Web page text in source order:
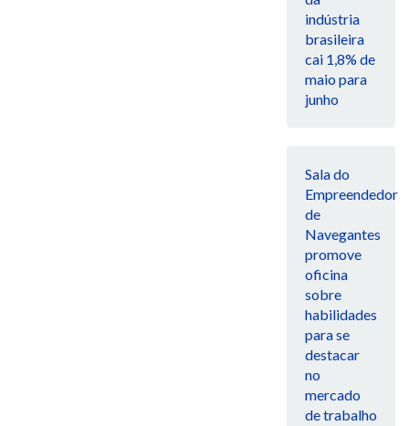
indústria
brasileira
cai 1,8% de
maio para
junho
Sala do
Empreendedor
de
Navegantes
promove
oficina
sobre
habilidades
para se
destacar
no
mercado
de trabalho